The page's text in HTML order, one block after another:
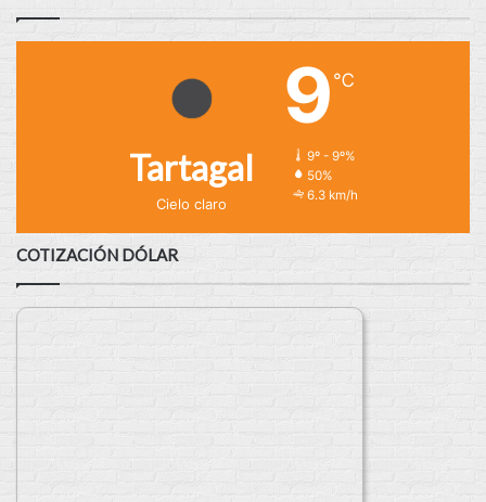
Tartagal
Cielo claro
9 ℃
9º - 9º%
50%
6.3 km/h
COTIZACIÓN DÓLAR